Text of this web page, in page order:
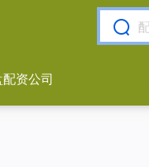
资公司